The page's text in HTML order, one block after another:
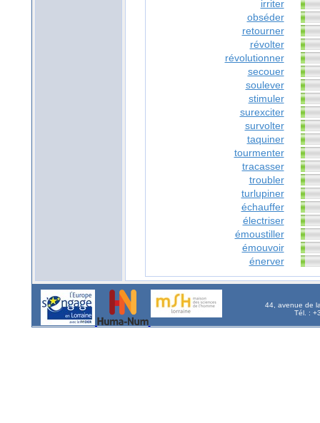
irriter
obséder
retourner
révolter
révolutionner
secouer
soulever
stimuler
surexciter
survolter
taquiner
tourmenter
tracasser
troubler
turlupiner
échauffer
électriser
émoustiller
émouvoir
énerver
44, avenue de
Tél. :